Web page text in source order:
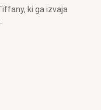
ki ga izvaja